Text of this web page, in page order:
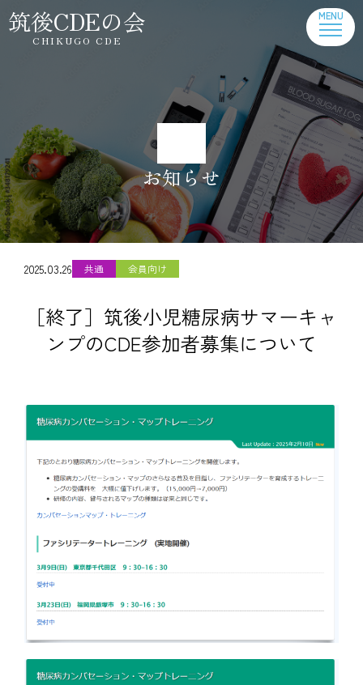
筑後CDEの会
CHIKUGO CDE
お知らせ
2025.03.26 共通 会員向け
［終了］筑後小児糖尿病サマーキャ
ンプのCDE参加者募集について